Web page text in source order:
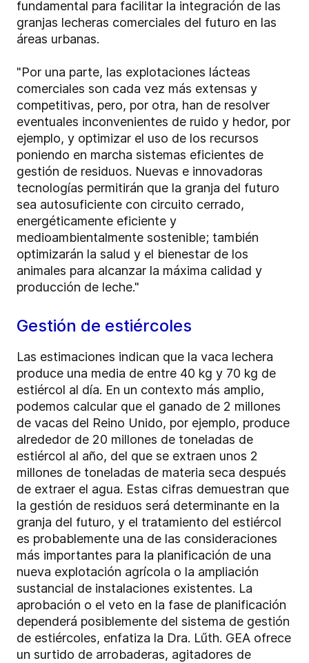
fundamental para facilitar la integración de las
granjas lecheras comerciales del futuro en las
áreas urbanas.
"Por una parte, las explotaciones lácteas
comerciales son cada vez más extensas y
competitivas, pero, por otra, han de resolver
eventuales inconvenientes de ruido y hedor, por
ejemplo, y optimizar el uso de los recursos
poniendo en marcha sistemas eficientes de
gestión de residuos. Nuevas e innovadoras
tecnologías permitirán que la granja del futuro
sea autosuficiente con circuito cerrado,
energéticamente eficiente y
medioambientalmente sostenible; también
optimizarán la salud y el bienestar de los
animales para alcanzar la máxima calidad y
producción de leche."
Gestión de estiércoles
Las estimaciones indican que la vaca lechera
produce una media de entre 40 kg y 70 kg de
estiércol al día. En un contexto más amplio,
podemos calcular que el ganado de 2 millones
de vacas del Reino Unido, por ejemplo, produce
alrededor de 20 millones de toneladas de
estiércol al año, del que se extraen unos 2
millones de toneladas de materia seca después
de extraer el agua. Estas cifras demuestran que
la gestión de residuos será determinante en la
granja del futuro, y el tratamiento del estiércol
es probablemente una de las consideraciones
más importantes para la planificación de una
nueva explotación agrícola o la ampliación
sustancial de instalaciones existentes. La
aprobación o el veto en la fase de planificación
dependerá posiblemente del sistema de gestión
de estiércoles, enfatiza la Dra. Lűth. GEA ofrece
un surtido de arrobaderas, agitadores de